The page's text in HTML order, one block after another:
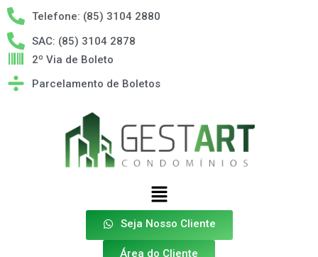
Telefone: (85) 3104 2880
SAC: (85) 3104 2878
2º Via de Boleto
Parcelamento de Boletos
Seja Nosso Cliente
Área do Cliente